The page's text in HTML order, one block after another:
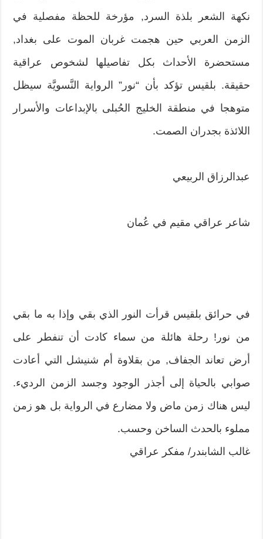
نكهة الشعر بلذة السرد, مؤرخة للحظة مفصلية في
الزمن العربي حين هجمت غربان الموت على بغداد,
مستحضرة الأحداث بكل تفاصيلها لشخوص عراقية
حقيقة. بلقيس تؤكد بأن “نور” الرواية النَّسويَّة سيظل
متوهجا في منطقة الخليج الحُبلى بالإبداعات والأسرار
اللائذة بجدران الصمت.
عبدالرزاق الربيعي
شاعر عراقي مقيم في عُمان
في حرائق بلقيس قرأت النور الذي بقي وإذا به ما بقي
من نور! رحلة هائلة من سماء كادت أن تنفطر على
أرض تعاند الجفاف, من بقلاوة أم شنيشل التي أعادت
صوابي بالحياة إلى أجذر الوجود وجسد الزمن الرديء.
ليس هناك زمن ماض ولا مضارع في الرواية بل هو زمن
مملوء بالحدث الساخن وحسب.
غالب الشابندر/ مفكر عراقي